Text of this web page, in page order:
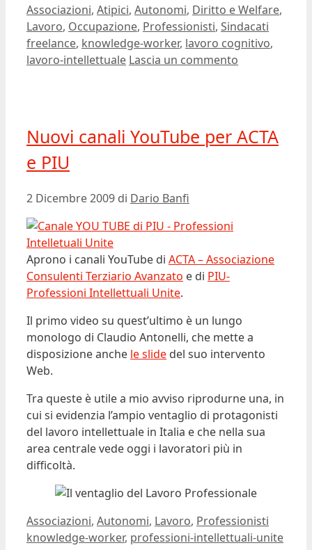
Categorie
Associazioni, Atipici, Autonomi, Diritto e Welfare,
Lavoro, Occupazione, Professionisti, Sindacati
freelance, knowledge-worker, lavoro cognitivo,
lavoro-intellettuale Lascia un commento
Nuovi canali YouTube per ACTA
e PIU
2 Dicembre 2009 di Dario Banfi
Aprono i canali YouTube di ACTA – Associazione
Consulenti Terziario Avanzato e di PIU-
Professioni Intellettuali Unite.
Il primo video su quest’ultimo è un lungo
monologo di Claudio Antonelli, che mette a
disposizione anche le slide del suo intervento
Web.
Tra queste è utile a mio avviso riprodurne una, in
cui si evidenzia l’ampio ventaglio di protagonisti
del lavoro intellettuale in Italia e che nella sua
area centrale vede oggi i lavoratori più in
difficoltà.
Categorie
Associazioni, Autonomi, Lavoro, Professionisti
knowledge-worker, professioni-intellettuali-unite